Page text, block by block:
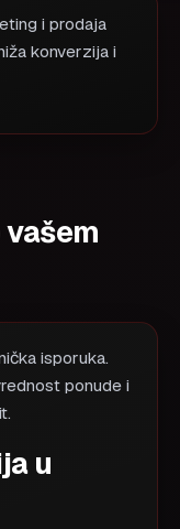
i prodaja
konverzija i
isporuka.
ponude i
u